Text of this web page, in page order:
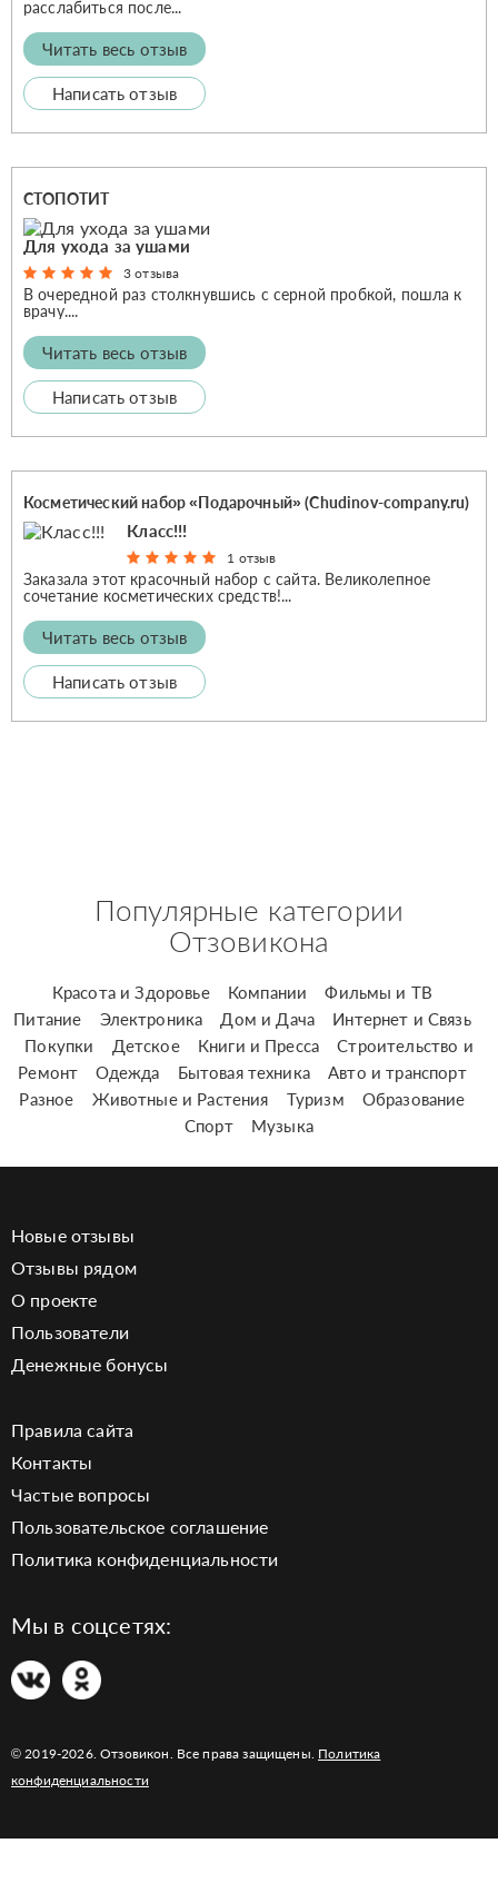
расслабиться после...
Читать весь отзыв
Написать отзыв
СТОПОТИТ
Для ухода за ушами
3 отзыва
В очередной раз столкнувшись с серной пробкой, пошла к
врачу....
Читать весь отзыв
Написать отзыв
Косметический набор «Подарочный» (Chudinov-company.ru)
Класс!!!
1 отзыв
Заказала этот красочный набор с сайта. Великолепное
сочетание косметических средств!...
Читать весь отзыв
Написать отзыв
Популярные категории
Отзовикона
Красота и Здоровье Компании
Фильмы и ТВ
Питание
Электроника Дом и Дача
Интернет и Связь
Покупки
Детское Книги и Пресса
Строительство и
Ремонт
Одежда Бытовая техника
Авто и транспорт
Разное
Животные и Растения Туризм
Образование
Спорт
Музыка
Новые отзывы
Отзывы рядом
О проекте
Пользователи
Денежные бонусы
Правила сайта
Контакты
Частые вопросы
Пользовательское соглашение
Политика конфиденциальности
Мы в соцсетях:
© 2019-2026. Отзовикон. Все права защищены. Политика
конфиденциальности